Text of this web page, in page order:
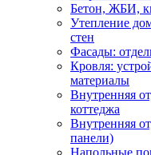
Бетон, ЖБИ,
Утепление
стен
Фасады:
Кровля:
материалы
Внутренняя
коттеджа
Внутренняя
панели)
Напольные